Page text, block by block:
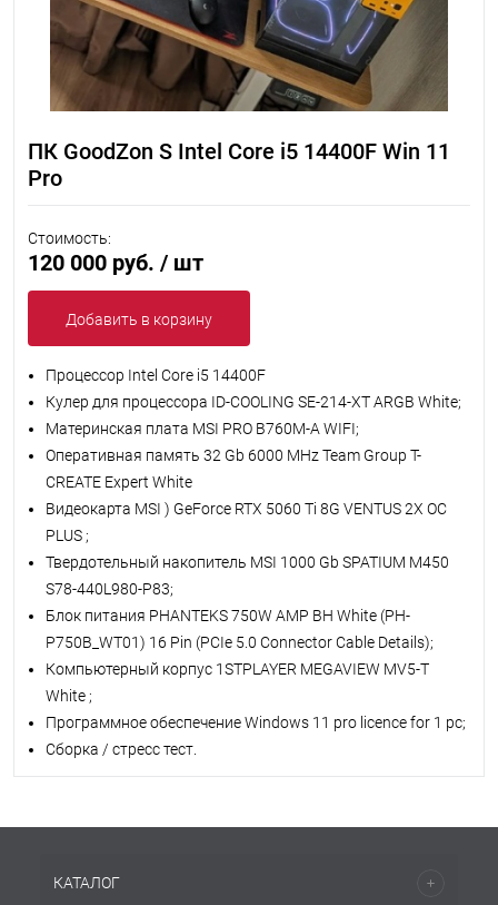
ПК GoodZon S Intel Core i5 14400F Win 11
Pro
Стоимость:
120 000 руб. / шт
Добавить в корзину
Процессор Intel Core i5 14400F
Кулер для процессора ID-COOLING SE-214-XT ARGB White;
Материнская плата MSI PRO B760M-A WIFI;
Оперативная память 32 Gb 6000 MHz Team Group T-
CREATE Expert White
Видеокарта MSI ) GeForce RTX 5060 Ti 8G VENTUS 2X OC
PLUS ;
Твердотельный накопитель MSI 1000 Gb SPATIUM M450
S78-440L980-P83;
Блок питания PHANTEKS 750W AMP BH White (PH-
P750B_WT01) 16 Pin (PCIe 5.0 Connector Cable Details);
Компьютерный корпус 1STPLAYER MEGAVIEW MV5-T
White ;
Программное обеспечение Windows 11 pro licence for 1 pc;
Сборка / стресс тест.
КАТАЛОГ